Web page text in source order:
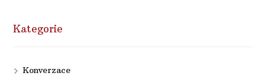
Kategorie
Konverzace